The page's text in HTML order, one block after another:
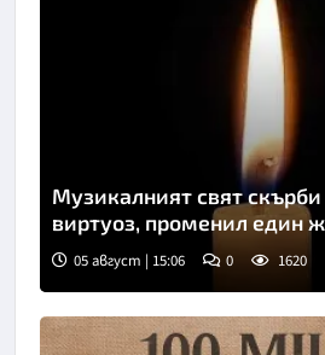
Музикалният свят
виртуоз, променил един
05 август | 15:06 0 1620